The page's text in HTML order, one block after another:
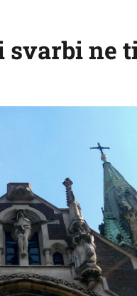
svarbi ne